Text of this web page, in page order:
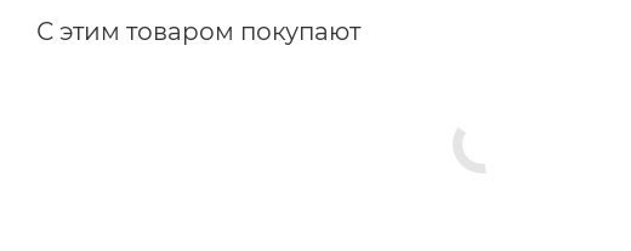
С этим товаром покупают